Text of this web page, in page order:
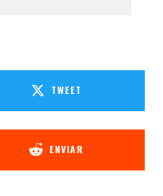
TWEET
ENVIAR